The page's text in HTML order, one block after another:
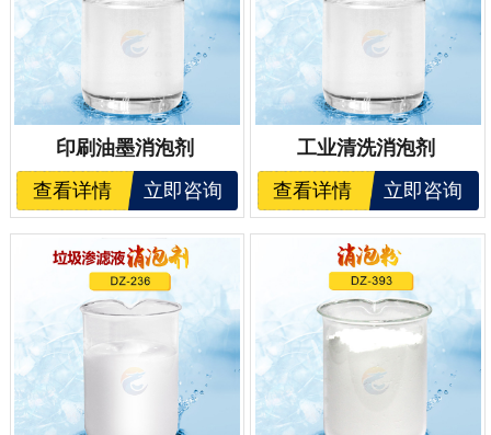
印刷油墨消泡剂
查看详情
立即咨询
工业清洗消泡剂
查看详情
立即咨询